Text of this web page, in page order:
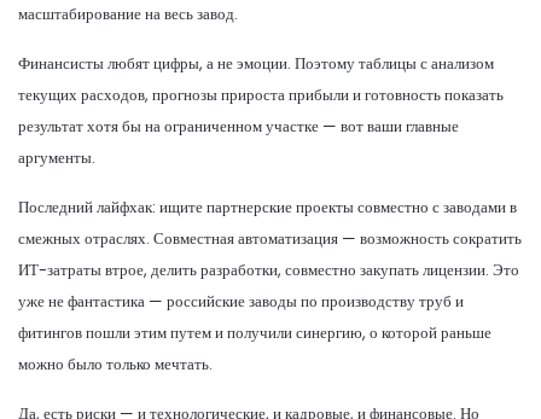
масштабирование на весь завод.
Финансисты любят цифры, а не эмоции. Поэтому таблицы с анализом
текущих расходов, прогнозы прироста прибыли и готовность показать
результат хотя бы на ограниченном участке — вот ваши главные
аргументы.
Последний лайфхак: ищите партнерские проекты совместно с заводами в
смежных отраслях. Совместная автоматизация — возможность сократить
ИТ-затраты втрое, делить разработки, совместно закупать лицензии. Это
уже не фантастика — российские заводы по производству труб и
фитингов пошли этим путем и получили синергию, о которой раньше
можно было только мечтать.
Да, есть риски — и технологические, и кадровые, и финансовые. Но